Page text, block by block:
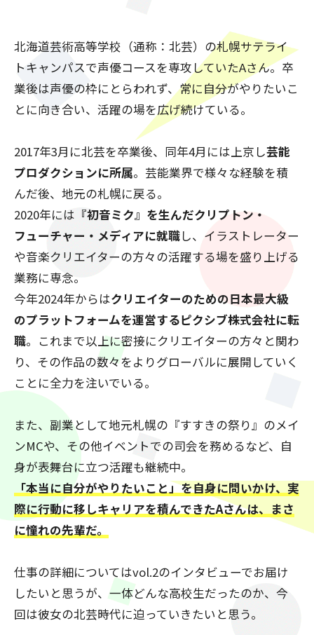
北海道芸術高等学校（通称：北芸）の札幌サテライ
トキャンパスで声優コースを専攻していたAさん。卒
業後は声優の枠にとらわれず、常に自分がやりたいこ
とに向き合い、活躍の場を広げ続けている。
2017年3月に北芸を卒業後、同年4月には上京し芸能
プロダクションに所属。芸能業界で様々な経験を積
んだ後、地元の札幌に戻る。
2020年には 『初音ミク』を生んだクリプトン・
フューチャー・メディアに就職し、イラストレーター
や音楽クリエイターの方々の活躍する場を盛り上げる
業務に専念。
今年2024年からはクリエイターのための日本最大級
のプラットフォームを運営するピクシブ株式会社に転
職。これまで以上に密接にクリエイターの方々と関わ
り、その作品の数々をよりグローバルに展開していく
ことに全力を注いでいる。
また、副業として地元札幌の『すすきの祭り』のメイ
ンMCや、その他イベントでの司会を務めるなど、自
身が表舞台に立つ活躍も継続中。
「本当に自分がやりたいこと」を自身に問いかけ、実
際に行動に移しキャリアを積んできたAさんは、まさ
に憧れの先輩だ。
仕事の詳細についてはvol.2のインタビューでお届け
したいと思うが、一体どんな高校生だったのか、今
回は彼女の北芸時代に迫っていきたいと思う。